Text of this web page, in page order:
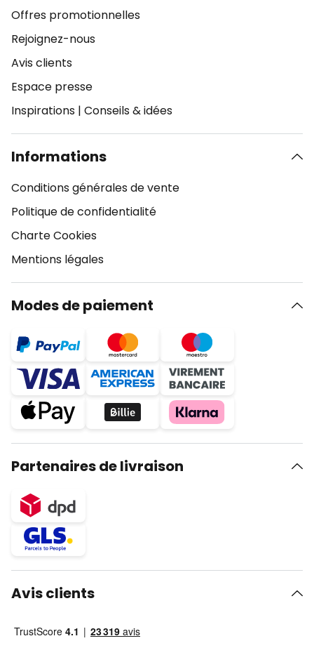
Offres promotionnelles
Rejoignez-nous
Avis clients
Espace presse
Inspirations | Conseils & idées
Informations
Conditions générales de vente
Politique de confidentialité
Charte Cookies
Mentions légales
Modes de paiement
Partenaires de livraison
Avis clients